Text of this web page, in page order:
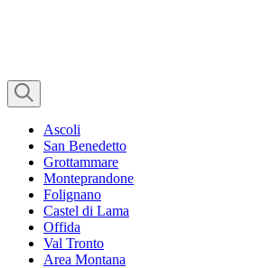
Ascoli
San Benedetto
Grottammare
Monteprandone
Folignano
Castel di Lama
Offida
Val Tronto
Area Montana